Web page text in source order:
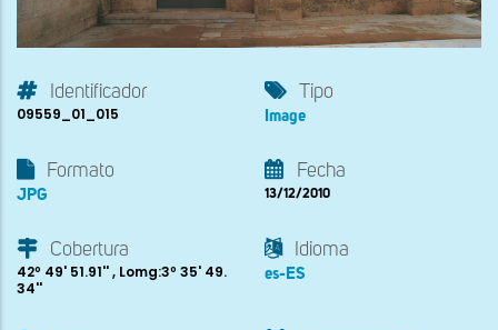
Identificador
09559_01_015
Tipo
Image
Formato
JPG
Fecha
13/12/2010
Cobertura
42º 49' 51.91'' , Lomg:3º 35' 49.
34''
Idioma
es-ES